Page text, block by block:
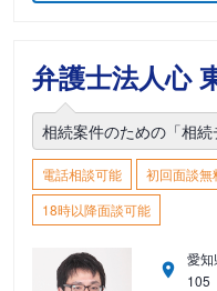
弁護士法人心
相続案件のための「相
電話相談可能 初回面談無
18時以降面談可能
愛
105